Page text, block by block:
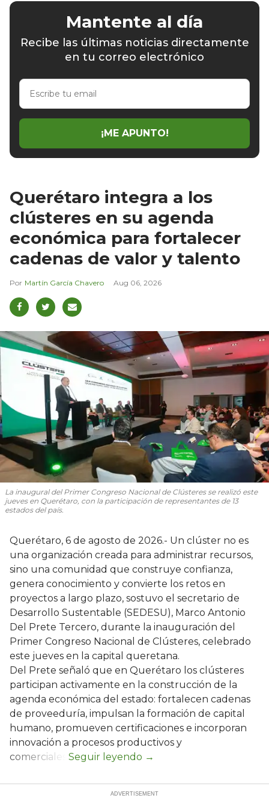
Mantente al día
Recibe las últimas noticias directamente
en tu correo electrónico
Escribe
email
¡ME APUNTO!
Querétaro integra a los
clústeres en su agenda
económica para fortalecer
cadenas de valor y talento
Martín García Chavero Aug 06, 2026
La inaugural del Primer Congreso Nacional de Clústeres se realizó este
jueves en Querétaro, con la participación de representantes de 13
estados del país.
Querétaro, 6 de agosto de 2026.- Un clúster no es
una organización creada para administrar recursos,
sino una comunidad que construye confianza,
genera conocimiento y convierte los retos en
proyectos a largo plazo, sostuvo el secretario de
Desarrollo Sustentable (SEDESU), Marco Antonio
Del Prete Tercero, durante la inauguración del
Primer Congreso Nacional de Clústeres, celebrado
este jueves en la capital queretana.
Del Prete señaló que en Querétaro los clústeres
participan activamente en la construcción de la
agenda económica del estado: fortalecen cadenas
de proveeduría, impulsan la formación de capital
humano, promueven certificaciones e incorporan
innovación a procesos productivos y
comerciales.